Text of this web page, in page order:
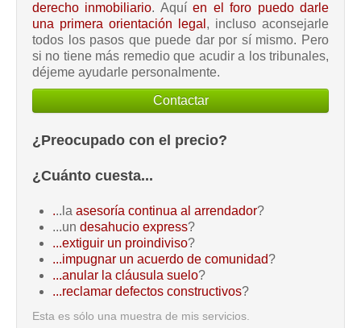
derecho inmobiliario. Aquíen el foro puedo darle
una primera orientación legal , incluso aconsejarle
todos los pasos que puede dar por sí mismo. Pero
si no tiene más remedio que acudir a los tribunales,
déjeme ayudarle personalmente.
Contactar
¿Preocupado con el precio?
¿Cuánto cuesta...
...la asesoría continua al arrendador?
...un desahucio express?
...extiguir un proindiviso?
...impugnar un acuerdo de comunidad?
...anular la cláusula suelo?
...reclamar defectos constructivos?
Esta es sólo una muestra de mis servicios.